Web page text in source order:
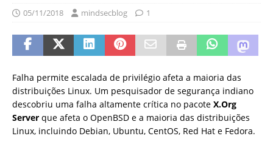
05/11/2018 mindsecblog 1
Falha permite escalada de privilégio afeta a maioria das
distribuições Linux. Um pesquisador de segurança indiano
descobriu uma falha altamente crítica no pacote X.Org
Server que afeta o OpenBSD e a maioria das distribuições
Linux, incluindo Debian, Ubuntu, CentOS, Red Hat e Fedora.